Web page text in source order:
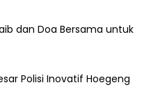
dan Doa Bersama untuk
Polisi Inovatif Hoegeng